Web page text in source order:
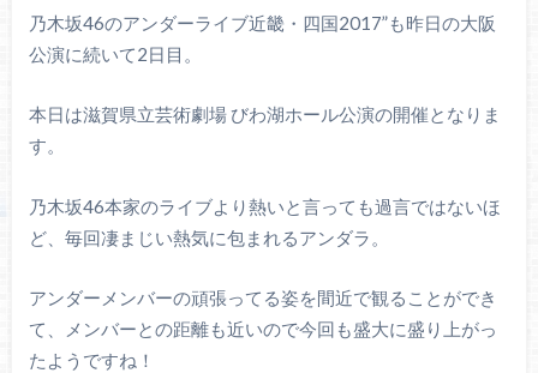
乃木坂46のアンダーライブ近畿・四国2017”も昨日の大阪
公演に続いて2日目。
本日は滋賀県立芸術劇場 びわ湖ホール公演の開催となりま
す。
乃木坂46本家のライブより熱いと言っても過言ではないほ
ど、毎回凄まじい熱気に包まれるアンダラ。
アンダーメンバーの頑張ってる姿を間近で観ることができ
て、メンバーとの距離も近いので今回も盛大に盛り上がっ
たようですね！